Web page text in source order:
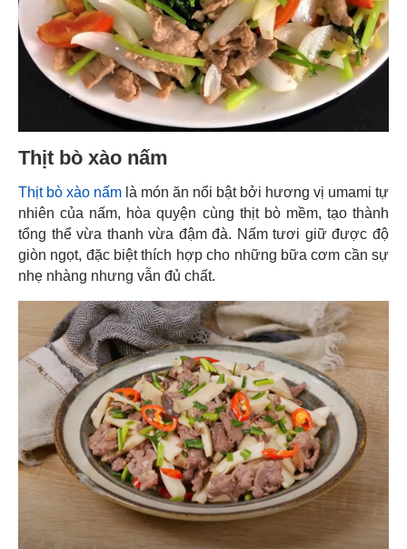
Thịt bò xào nấm
Thịt bò xào nấm là món ăn nổi bật bởi hương vị umami tự
nhiên của nấm, hòa quyện cùng thịt bò mềm, tạo thành
tổng thể vừa thanh vừa đậm đà. Nấm tươi giữ được độ
giòn ngọt, đặc biệt thích hợp cho những bữa cơm cần sự
nhẹ nhàng nhưng vẫn đủ chất.